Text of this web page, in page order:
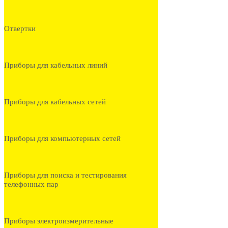
Отвертки
Приборы для кабельных линий
Приборы для кабельных сетей
Приборы для компьютерных сетей
Приборы для поиска и тестирования
телефонных пар
Приборы электроизмерительные